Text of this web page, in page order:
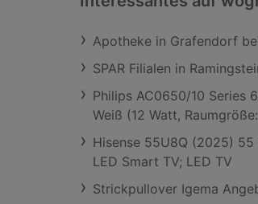
Apotheke in Grafendorf
SPAR Filialen in
Philips AC0650/10 Series
Weiß (12 Watt,
Hisense 55U8Q (2025) 55
LED Smart TV; LED TV
Strickpullover Igema